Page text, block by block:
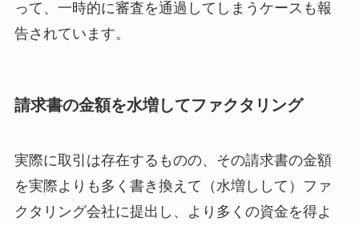
って、一時的に審査を通過してしまうケースも報
告されています。
請求書の金額を水増してファクタリング
実際に取引は存在するものの、その請求書の金額
を実際よりも多く書き換えて（水増しして）ファ
クタリング会社に提出し、より多くの資金を得よ